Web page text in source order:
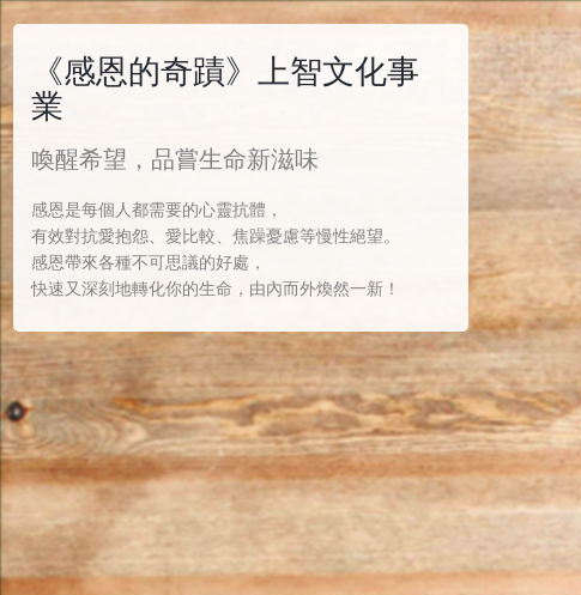
《感恩的奇蹟》上智文化事
業
喚醒希望，品嘗生命新滋味
感恩是每個人都需要的心靈抗體，
有效對抗愛抱怨、愛比較、焦躁憂慮等慢性絕望。
感恩帶來各種不可思議的好處，
快速又深刻地轉化你的生命，由內而外煥然一新！